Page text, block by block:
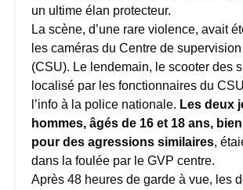
un ultime élan protecteur.
La scène, d’une rare violence, avait
les caméras du Centre de
(CSU). Le lendemain, le scooter des
localisé par les fonctionnaires du
l’info à la police nationale. Les deux
hommes, âgés de 16 et 18 ans,
pour des agressions similaires,
dans la foulée par le GVP centre.
Après 48 heures de garde à vue, les